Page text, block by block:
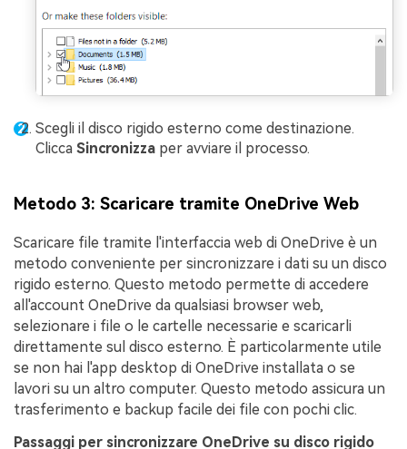
Scegli il disco rigido esterno come destinazione.
Clicca Sincronizza per avviare il processo.
Metodo 3: Scaricare tramite OneDrive Web
Scaricare file tramite l'interfaccia web di OneDrive è un
metodo conveniente per sincronizzare i dati su un disco
rigido esterno. Questo metodo permette di accedere
all'account OneDrive da qualsiasi browser web,
selezionare i file o le cartelle necessarie e scaricarli
direttamente sul disco esterno. È particolarmente utile
se non hai l'app desktop di OneDrive installata o se
lavori su un altro computer. Questo metodo assicura un
trasferimento e backup facile dei file con pochi clic.
Passaggi per sincronizzare OneDrive su disco rigido